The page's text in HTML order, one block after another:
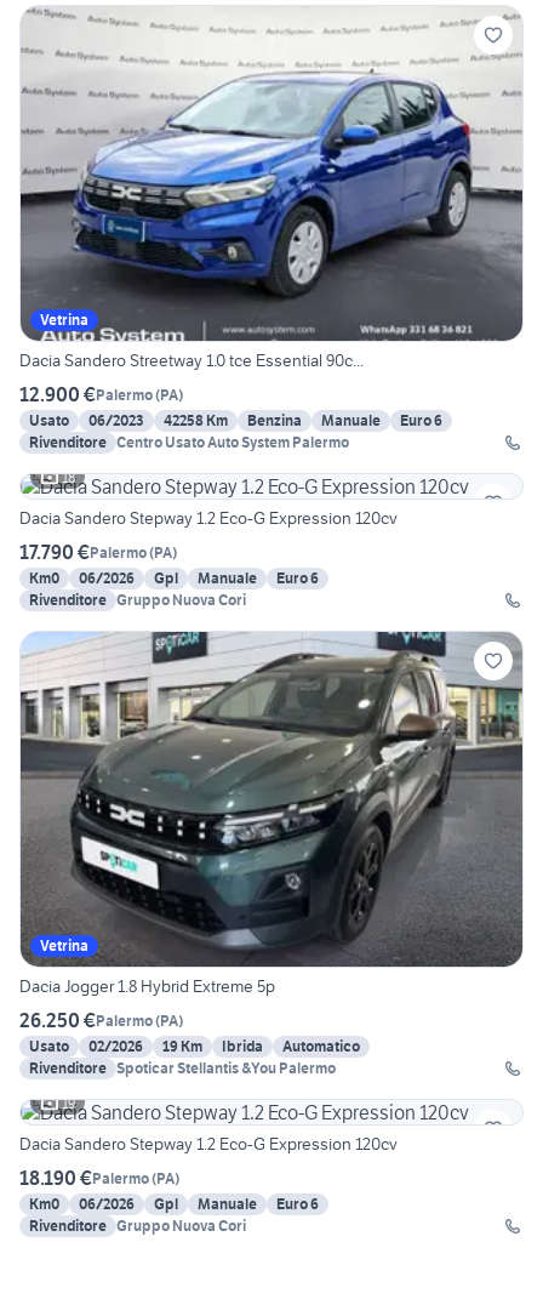
Vetrina
Dacia Sandero Streetway 1.0 tce Essential 90c...
12.900 €Palermo(PA)
Usato
06/2023 42258 Km Benzina Manuale
Euro 6
Rivenditore Centro Usato Auto System Palermo
18
Dacia Sandero Stepway 1.2 Eco-G Expression 120cv
17.790 €Palermo(PA)
Km0
06/2026 Gpl Manuale
Euro 6
Rivenditore Gruppo Nuova Cori
Vetrina
Dacia Jogger 1.8 Hybrid Extreme 5p
26.250 €Palermo(PA)
Usato
02/2026 19 Km Ibrida
Automatico
Rivenditore Spoticar Stellantis &You Palermo
19
Dacia Sandero Stepway 1.2 Eco-G Expression 120cv
18.190 €Palermo(PA)
Km0
06/2026 Gpl Manuale
Euro 6
Rivenditore Gruppo Nuova Cori